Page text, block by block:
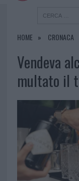
HOME CRONACA
Vendeva
multato il